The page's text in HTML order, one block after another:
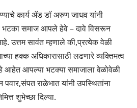
कार्य ॲड डॉ अरुण जाधव यांनी
भटका समाज आपले हेवे – दावे विसरून
उत्तम सावंत म्हणाले की,प्रत्येक वेळी
हक्क अधिकारासाठी लढणारे व्यक्तिमत्व
आपल्या भटक्या समाजाला वेळोवेळी
पवार,संपत राळेभात यांनी उपस्थितांना
शुभेच्छा दिल्या.